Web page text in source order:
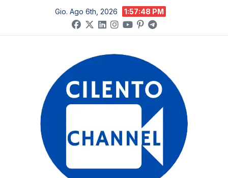
contenuto
Gio. Ago 6th, 2026 1:57:49 PM